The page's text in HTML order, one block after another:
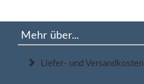
Mehr über...
Liefer- und Versandkosten